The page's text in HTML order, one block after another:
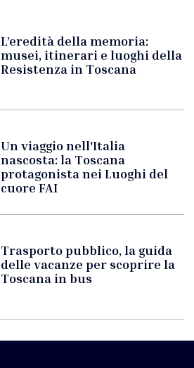
L’eredità della memoria:
musei, itinerari e luoghi della
Resistenza in Toscana
Un viaggio nell'Italia
nascosta: la Toscana
protagonista nei Luoghi del
cuore FAI
Trasporto pubblico, la guida
delle vacanze per scoprire la
Toscana in bus